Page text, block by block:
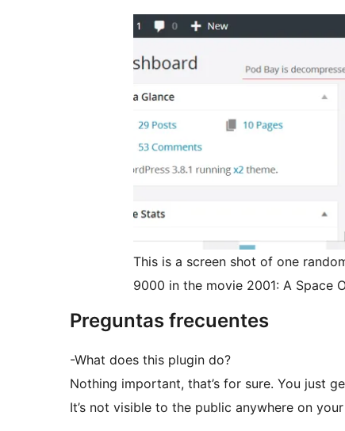
This is a screen shot of one
9000 in the movie 2001: A Space
Preguntas frecuentes
-What does this plugin do?
Nothing important, that’s for sure. You just
It’s not visible to the public anywhere on